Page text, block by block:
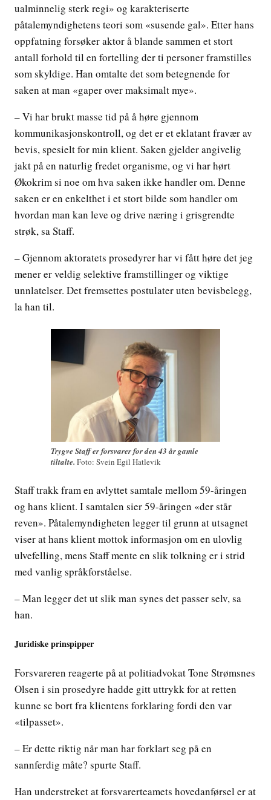
ualminnelig sterk regi» og karakteriserte
påtalemyndighetens teori som «susende gal». Etter hans
oppfatning forsøker aktor å blande sammen et stort
antall forhold til en fortelling der ti personer framstilles
som skyldige. Han omtalte det som betegnende for
saken at man «gaper over maksimalt mye».
– Vi har brukt masse tid på å høre gjennom
kommunikasjonskontroll, og det er et eklatant fravær av
bevis, spesielt for min klient. Saken gjelder angivelig
jakt på en naturlig fredet organisme, og vi har hørt
Økokrim si noe om hva saken ikke handler om. Denne
saken er en enkelthet i et stort bilde som handler om
hvordan man kan leve og drive næring i grisgrendte
strøk, sa Staff.
– Gjennom aktoratets prosedyrer har vi fått høre det jeg
mener er veldig selektive framstillinger og viktige
unnlatelser. Det fremsettes postulater uten bevisbelegg,
la han til.
Trygve Staff er forsvarer for den 43 år gamle
tiltalte. Foto: Svein Egil Hatlevik
Staff trakk fram en avlyttet samtale mellom 59-åringen
og hans klient. I samtalen sier 59-åringen «der står
reven». Påtalemyndigheten legger til grunn at utsagnet
viser at hans klient mottok informasjon om en ulovlig
ulvefelling, mens Staff mente en slik tolkning er i strid
med vanlig språkforståelse.
– Man legger det ut slik man synes det passer selv, sa
han.
Juridiske prinspipper
Forsvareren reagerte på at politiadvokat Tone Strømsnes
Olsen i sin prosedyre hadde gitt uttrykk for at retten
kunne se bort fra klientens forklaring fordi den var
«tilpasset».
– Er dette riktig når man har forklart seg på en
sannferdig måte? spurte Staff.
Han understreket at forsvarerteamets hovedanførsel er at